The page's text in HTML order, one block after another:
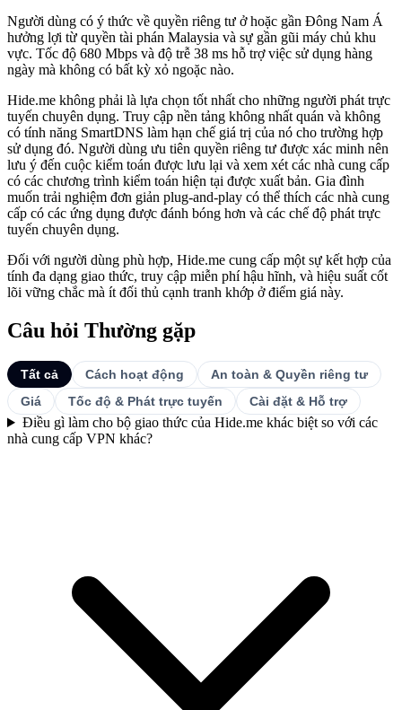
Người dùng có ý thức về quyền riêng tư ở hoặc gần Đông Nam Á
hưởng lợi từ quyền tài phán Malaysia và sự gần gũi máy chủ khu
vực. Tốc độ 680 Mbps và độ trễ 38 ms hỗ trợ việc sử dụng hàng
ngày mà không có bất kỳ xỏ ngoặc nào.
Hide.me không phải là lựa chọn tốt nhất cho những người phát trực
tuyến chuyên dụng. Truy cập nền tảng không nhất quán và không
có tính năng SmartDNS làm hạn chế giá trị của nó cho trường hợp
sử dụng đó. Người dùng ưu tiên quyền riêng tư được xác minh nên
lưu ý đến cuộc kiểm toán được lưu lại và xem xét các nhà cung cấp
có các chương trình kiểm toán hiện tại được xuất bản. Gia đình
muốn trải nghiệm đơn giản plug-and-play có thể thích các nhà cung
cấp có các ứng dụng được đánh bóng hơn và các chế độ phát trực
tuyến chuyên dụng.
Đối với người dùng phù hợp, Hide.me cung cấp một sự kết hợp của
tính đa dạng giao thức, truy cập miễn phí hậu hĩnh, và hiệu suất cốt
lõi vững chắc mà ít đối thủ cạnh tranh khớp ở điểm giá này.
Câu hỏi Thường gặp
Tất cả Cách hoạt động
An toàn & Quyền riêng tư
Giá
Tốc độ & Phát trực tuyến Cài đặt & Hỗ trợ
Điều gì làm cho bộ giao thức của Hide.me khác biệt so với các
nhà cung cấp VPN khác?